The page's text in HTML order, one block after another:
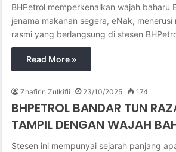
BHPetrol memperkenalkan wajah baharu
jenama makanan segera, eNak, menerusi
rasmi yang berlangsung di stesen
Read More »
Zhafirin Zulkifli 23/10/2025 174
BHPETROL BANDAR TUN
TAMPIL DENGAN WAJAH
Stesen ini mempunyai sejarah panjang